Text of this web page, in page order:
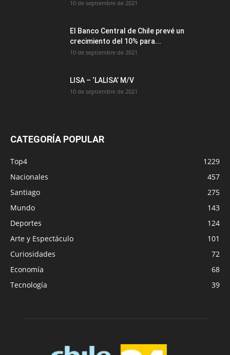
10 de septiembre de 2021
El Banco Central de Chile prevé un
crecimiento del 10% para...
10 de septiembre de 2021
LISA – ‘LALISA’ M/V
10 de septiembre de 2021
CATEGORÍA POPULAR
Top4
1229
Nacionales
457
Santiago
275
Mundo
143
Deportes
124
Arte y Espectáculo
101
Curiosidades
72
Economía
68
Tecnología
39